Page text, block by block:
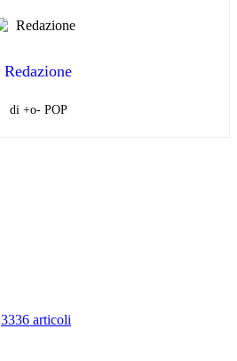
Redazione
di +o- POP
3336 articoli